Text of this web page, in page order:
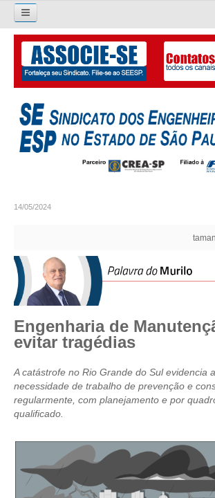
Pesquisar...
O SINDICATO
APRESENTAÇÃO
PALAVRA DO PRESIDENTE
GALERIA EX-PRESIDENTES
ORGANOGRAMA
CRESCE BRASIL
HISTÓRICO E ATUAÇÃO
COMPOSIÇÃO
CONSELHOS ASSESSORES
PERSONALIDADES DA TECNOLOGIA
14/05/2024
Engenharia de
evitar tragédias
A catástrofe no Rio Grande do Sul evidencia
necessidade de trabalho de prevenção e
regularmente, com planejamento e por
qualificado.